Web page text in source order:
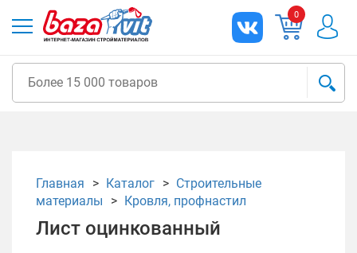
0
Главная Каталог
Строительные
материалы
Кровля, профнастил
Лист оцинкованный